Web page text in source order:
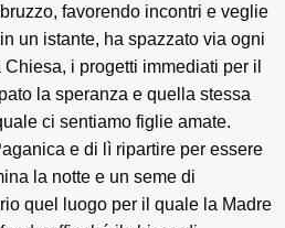
favorendo incontri e veglie
un istante, ha spazzato via ogni
i progetti immediati per il
la speranza e quella stessa
ci sentiamo figlie amate.
e di lì ripartire per essere
la notte e un seme di
quel luogo per il quale la Madre